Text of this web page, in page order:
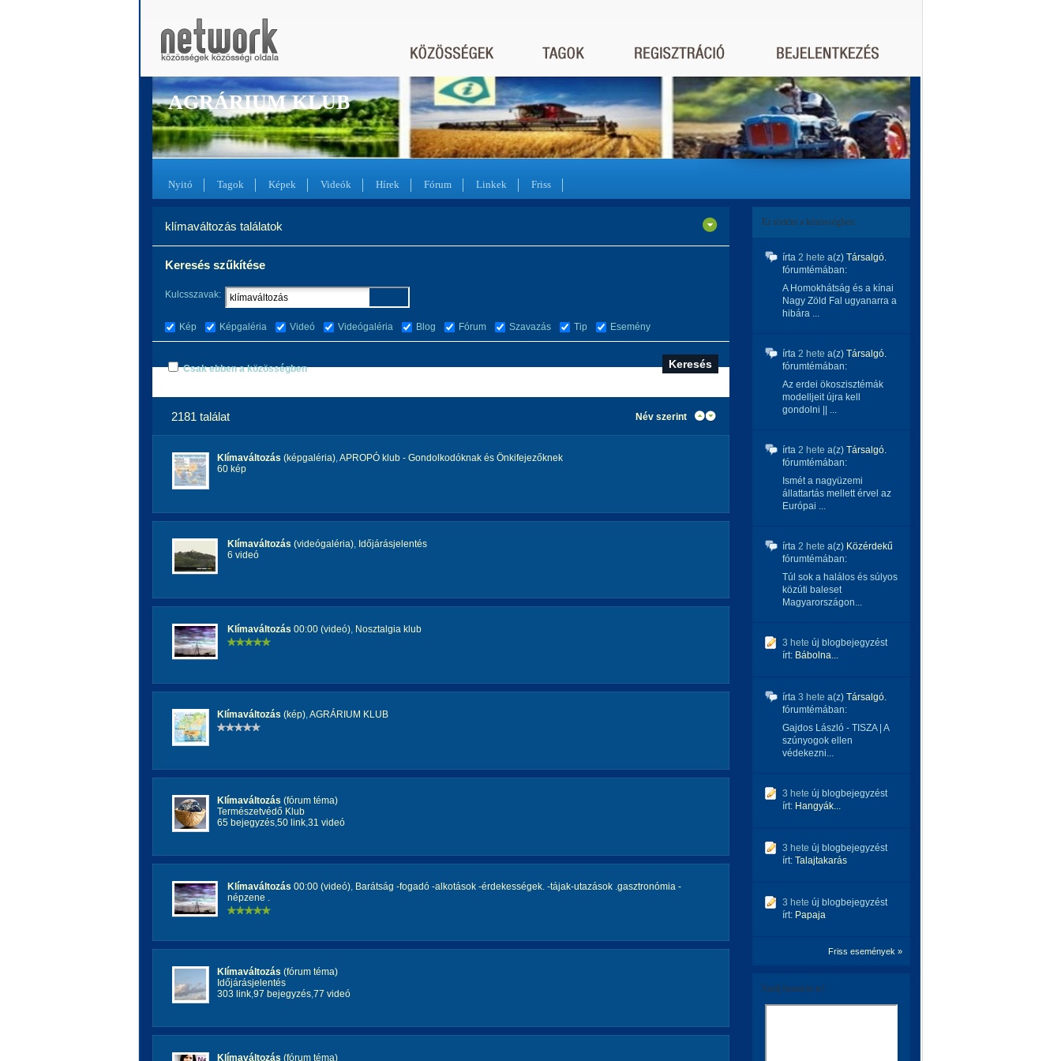
AGRÁRIUM KLUB
Nyitó Tagok Képek Videók Hírek Fórum Linkek Friss
klímaváltozás találatok
Keresés szűkítése
Kulcsszavak:
Kép Képgaléria Videó Videógaléria Blog Fórum Szavazás Tip Esemény
Csak ebben a közösségben
2181 találat Név szerint
Klímaváltozás (képgaléria),APROPÓ klub - Gondolkodóknak és Önkifejezőknek
60 kép
Klímaváltozás (videógaléria), Időjárásjelentés
6 videó
Klímaváltozás 00:00 (videó), Nosztalgia klub
Klímaváltozás (kép),AGRÁRIUM KLUB
Klímaváltozás (fórum téma)
Természetvédő Klub
65 bejegyzés,50 link,31 videó
Klímaváltozás 00:00 (videó), Barátság -fogadó -alkotások -érdekességek. -tájak-utazások .gasztronómia -
népzene .
Klímaváltozás (fórum téma)
Időjárásjelentés
303 link,97 bejegyzés,77 videó
Klímaváltozás (fórum téma)
Ez történt a közösségben:
írta 2 hete a(z) Társalgó.
fórumtémában:
A Homokhátság és a kínai
Nagy Zöld Fal ugyanarra a
hibára ...
írta 2 hete a(z) Társalgó.
fórumtémában:
Az erdei ökoszisztémák
modelljeit újra kell
gondolni || ...
írta 2 hete a(z) Társalgó.
fórumtémában:
Ismét a nagyüzemi
állattartás mellett érvel az
Európai ...
írta 2 hete a(z) Közérdekű
fórumtémában:
Túl sok a halálos és súlyos
közúti baleset
Magyarországon...
3 hete új blogbejegyzést
írt: Bábolna...
írta 3 hete a(z) Társalgó.
fórumtémában:
Gajdos László - TISZA | A
szúnyogok ellen
védekezni...
3 hete új blogbejegyzést
írt: Hangyák...
3 hete új blogbejegyzést
írt: Talajtakarás
3 hete új blogbejegyzést
írt: Papaja
Friss események »
Szólj hozzá te is!